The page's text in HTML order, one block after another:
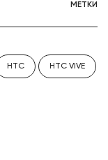
МЕТКИ
HTC HTC VIVE